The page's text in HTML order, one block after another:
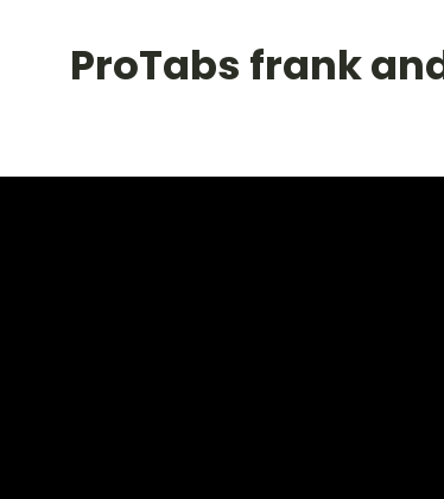
ProTabs frank